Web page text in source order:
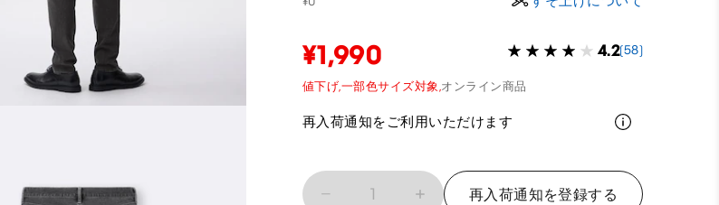
¥1,990 4.2(58)
値下げ,一部色サイズ対象,オンライン商品
再入荷通知をご利用いただけます
1 再入荷通知を登録する